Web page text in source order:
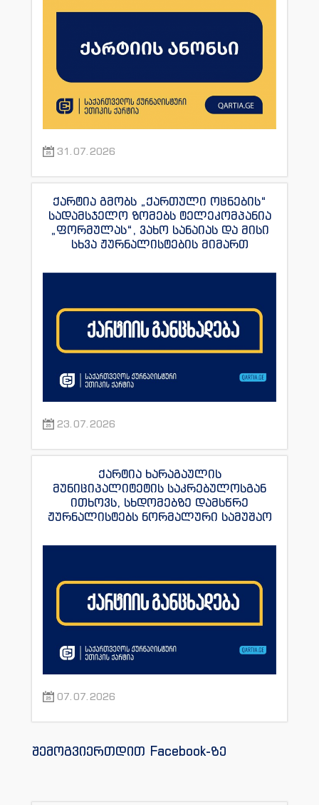
31.07.2026
ქარტია გმობს „ქართული ოცნების“
სადამსჯელო ზომებს ტელეკომპანია
„ფორმულას“, ვახო სანაიას და მისი
სხვა ჟურნალისტების მიმართ
23.07.2026
ქარტია ხარაგაულის
მუნიციპალიტეტის საკრებულოსგან
ითხოვს, სხდომებზე დამსწრე
ჟურნალისტებს ნორმალური სამუშაო
07.07.2026
შემოგვიერთდით Facebook-ზე